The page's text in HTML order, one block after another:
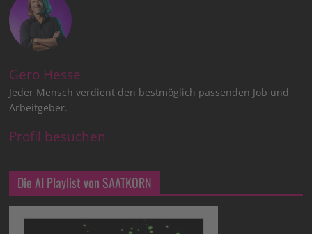
Gero Hesse
Jeder Mensch verdient den bestmöglich passenden Job und
Arbeitgeber.
Profil besuchen
Die AI Playlist von SAATKORN